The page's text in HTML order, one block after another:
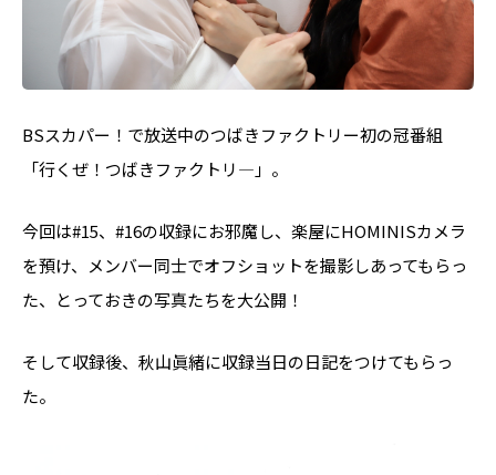
BSスカパー！で放送中のつばきファクトリー初の冠番組
「行くぜ！つばきファクトリ―」。
今回は#15、#16の収録にお邪魔し、楽屋にHOMINISカメラ
を預け、メンバー同士でオフショットを撮影しあってもらっ
た、とっておきの写真たちを大公開！
そして収録後、秋山眞緒に収録当日の日記をつけてもらっ
た。